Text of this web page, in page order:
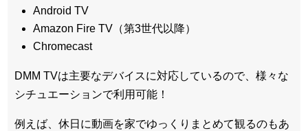
Android TV
Amazon Fire TV（第3世代以降）
Chromecast
DMM TVは主要なデバイスに対応しているので、 様々な
シチュエーションで利用可能！
例えば、休日に動画を家でゆっくりまとめて観るのもあ